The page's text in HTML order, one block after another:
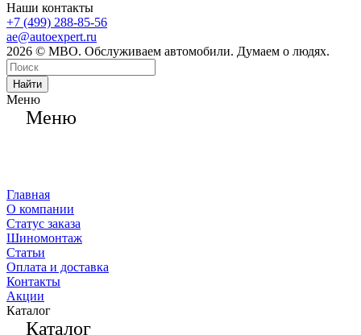
Наши контакты
+7 (499) 288-85-56
ae@autoexpert.ru
2026 © МВО. Обслуживаем автомобили. Думаем о людях.
Найти
Меню
Меню
Главная
О компании
Статус заказа
Шиномонтаж
Статьи
Оплата и доставка
Контакты
Акции
Каталог
Каталог